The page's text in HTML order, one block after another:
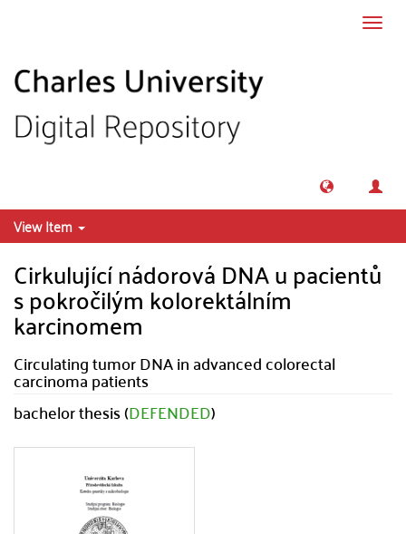
View Item
Cirkulující nádorová DNA u pacientů
s pokročilým kolorektálním
karcinomem
Circulating tumor DNA in advanced colorectal
carcinoma patients
bachelor thesis (DEFENDED)